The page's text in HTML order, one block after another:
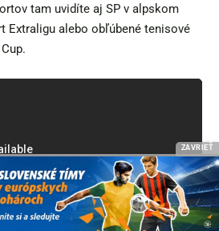
tam uvidíte aj SP v alpskom
Extraligu alebo obľúbené tenisové
ZAVRIEŤ